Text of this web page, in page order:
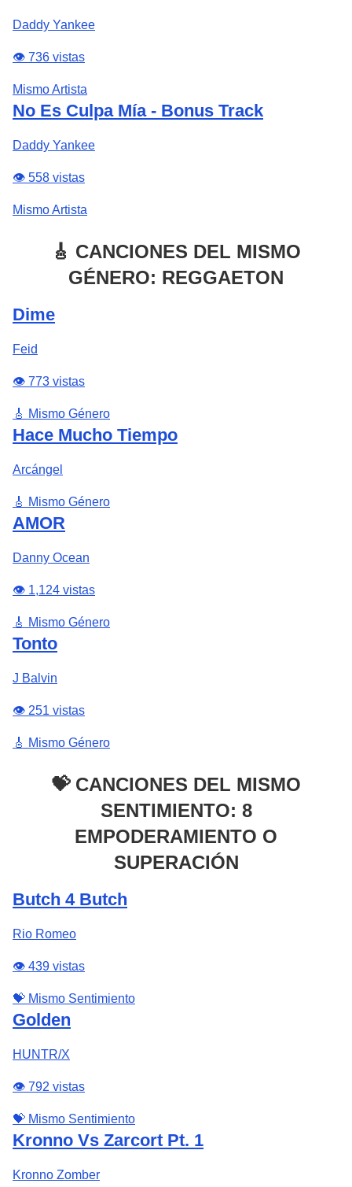
Daddy Yankee
👁️ 736 vistas
Mismo Artista
No Es Culpa Mía - Bonus Track
Daddy Yankee
👁️ 558 vistas
Mismo Artista
🎸 CANCIONES DEL MISMO
GÉNERO: REGGAETON
Dime
Feid
👁️ 773 vistas
🎸 Mismo Género
Hace Mucho Tiempo
Arcángel
🎸 Mismo Género
AMOR
Danny Ocean
👁️ 1,124 vistas
🎸 Mismo Género
Tonto
J Balvin
👁️ 251 vistas
🎸 Mismo Género
💝 CANCIONES DEL MISMO
SENTIMIENTO: 8
EMPODERAMIENTO O
SUPERACIÓN
Butch 4 Butch
Rio Romeo
👁️ 439 vistas
💝 Mismo Sentimiento
Golden
HUNTR/X
👁️ 792 vistas
💝 Mismo Sentimiento
Kronno Vs Zarcort Pt. 1
Kronno Zomber